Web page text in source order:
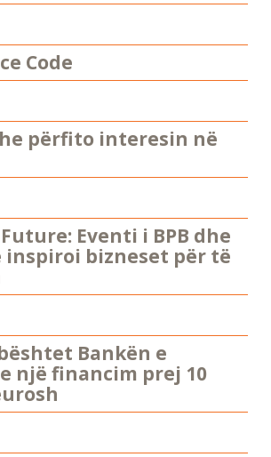
Code
përfito interesin në
Eventi i BPB dhe
inspiroi bizneset për të
Bankën e
një financim prej 10